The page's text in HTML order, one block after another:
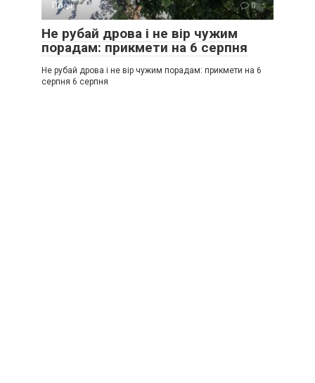
Події 0
Не рубай дрова і не вір чужим
порадам: прикмети на 6 серпня
Не рубай дрова і не вір чужим порадам: прикмети на 6
серпня 6 серпня